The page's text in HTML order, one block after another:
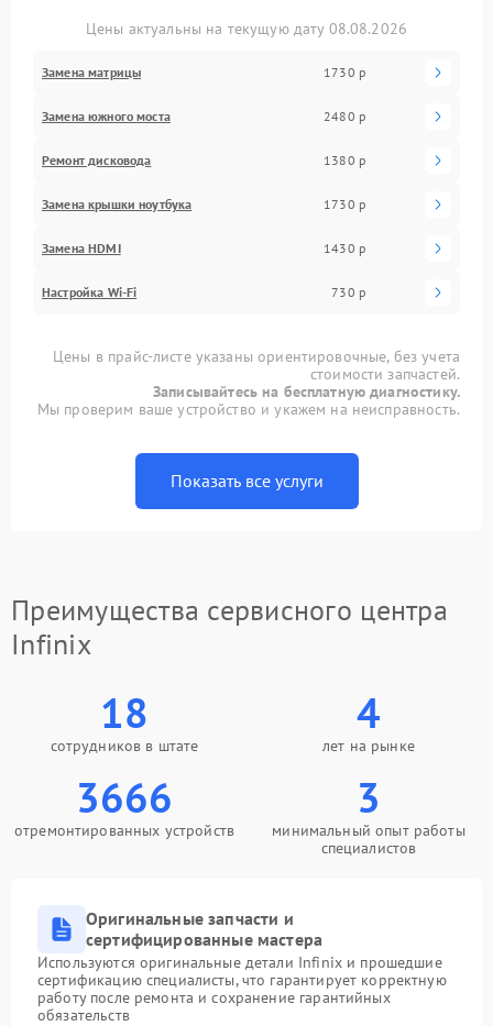
Цены актуальны на текущую дату 08.08.2026
Замена матрицы 1730 р
Замена южного моста 2480 р
Ремонт дисковода 1380 р
Замена крышки ноутбука 1730 р
Замена HDMI 1430 р
Настройка Wi-Fi 730 р
Цены в прайс-листе указаны ориентировочные, без учета
стоимости запчастей.
Записывайтесь на бесплатную диагностику.
Мы проверим ваше устройство и укажем на неисправность.
Показать все услуги
Преимущества сервисного центра
Infinix
18
сотрудников в штате
4
лет на рынке
3666
отремонтированных устройств
3
минимальный опыт работы
специалистов
Оригинальные запчасти и
сертифицированные мастера
Используются оригинальные детали Infinix и прошедшие
сертификацию специалисты, что гарантирует корректную
работу после ремонта и сохранение гарантийных
обязательств